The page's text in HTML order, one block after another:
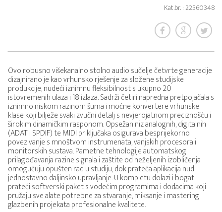
Kat.br. : 22560348
Ovo robusno višekanalno stolno audio sučelje četvrte generacije
dizajnirano je kao vrhunsko rješenje za složene studijske
produkcije, nudeći iznimnu fleksibilnost s ukupno 20
istovremenih ulaza i 18 izlaza. Sadrži četiri napredna pretpojačala s
iznimno niskom razinom šuma i moćne konvertere vrhunske
klase koji bilježe svaki zvučni detalj s nevjerojatnom preciznošću i
širokim dinamičkim rasponom. Opsežan niz analognih, digitalnih
(ADAT i SPDIF) te MIDI priključaka osigurava besprijekorno
povezivanje s mnoštvom instrumenata, vanjskih procesora i
monitorskih sustava. Pametne tehnologije automatskog
prilagođavanja razine signala i zaštite od neželjenih izobličenja
omogućuju opušten rad u studiju, dok prateća aplikacija nudi
jednostavno daljinsko upravljanje. U kompletu dolazi i bogat
prateći softverski paket s vodećim programima i dodacima koji
pružaju sve alate potrebne za stvaranje, miksanje i mastering
glazbenih projekata profesionalne kvalitete.